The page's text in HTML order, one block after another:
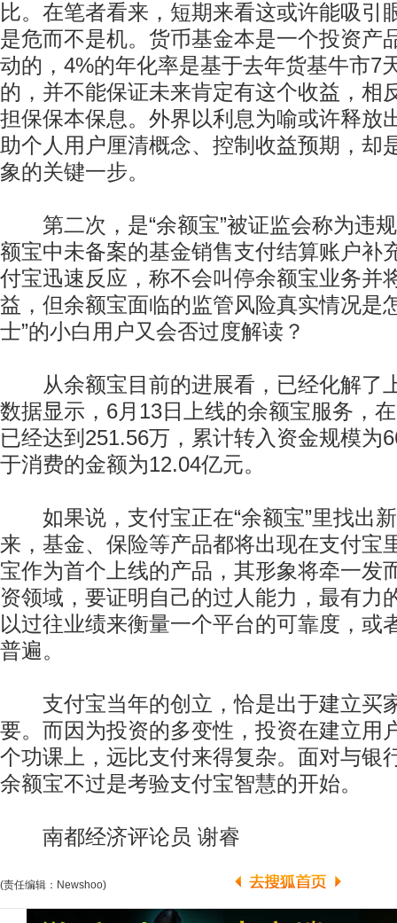
比。在笔者看来，短期来看这或许能吸引
是危而不是机。货币基金本是一个投资产
动的，4%的年化率是基于去年货基牛市7
的，并不能保证未来肯定有这个收益，相
担保保本保息。外界以利息为喻或许释放
助个人用户厘清概念、控制收益预期，却
象的关键一步。
第二次，是“余额宝”被证监会称为违
额宝中未备案的基金销售支付结算账户补
付宝迅速反应，称不会叫停余额宝业务并
益，但余额宝面临的监管风险真实情况是
士”的小白用户又会否过度解读？
从余额宝目前的进展看，已经化解了
数据显示，6月13日上线的余额宝服务，
已经达到251.56万，累计转入资金规模为
于消费的金额为12.04亿元。
如果说，支付宝正在“余额宝”里找出
来，基金、保险等产品都将出现在支付宝
宝作为首个上线的产品，其形象将牵一发
资领域，要证明自己的过人能力，最有力
以过往业绩来衡量一个平台的可靠度，或
普遍。
支付宝当年的创立，恰是出于建立买家
要。而因为投资的多变性，投资在建立用
个功课上，远比支付来得复杂。面对与银
余额宝不过是考验支付宝智慧的开始。
南都经济评论员 谢睿
(责任编辑：Newshoo)